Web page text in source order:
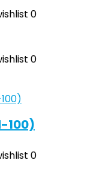
0
0
100)
0